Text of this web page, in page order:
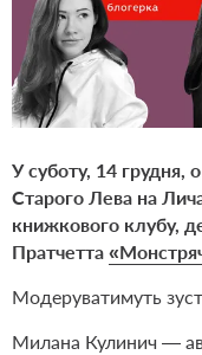
У суботу, 14 грудня,
Старого Лева на
книжкового клубу,
Пратчетта
Модеруватимуть
Милана Кулинич —